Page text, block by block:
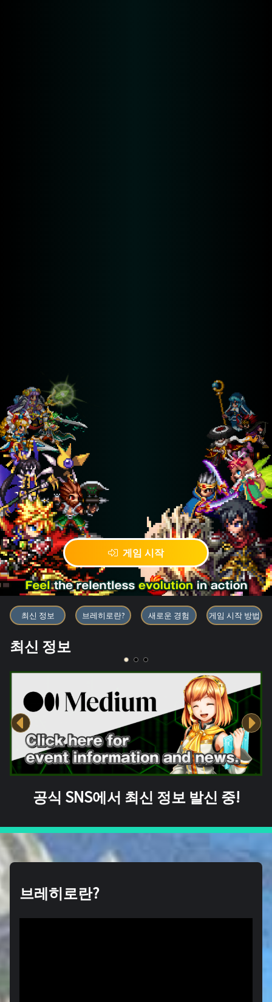
게임 시작
블록체인 게임 「BRAVE
최신 정보 브레히로란? 새로운 경험 게임 시작 방법
최신 정보
공식 SNS에서 최신 정보 발신 중!
브레히로란?